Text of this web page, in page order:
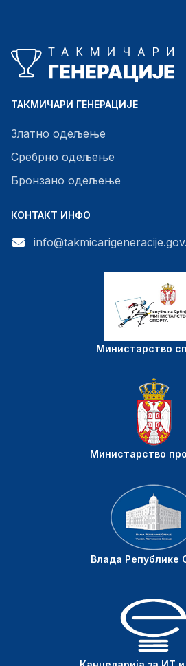
ТАКМИЧАРИ ГЕНЕРАЦИЈЕ
Златно одељење
Сребрно одељење
Бронзано одељење
КОНТАКТ ИНФО
Министарство
Министарство
Влада Републике